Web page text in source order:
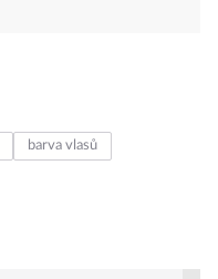
barva vlasů